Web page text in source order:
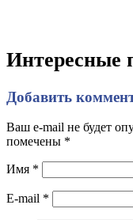
Интересные
Добавить
Ваш e-mail не будет
помечены *
Имя *
E-mail *